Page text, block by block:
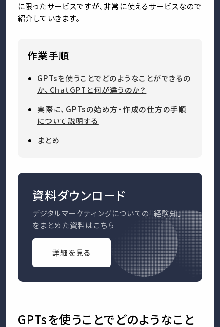
に限ったサービスですが、非常に使えるサービスなので
紹介していきます。
作業手順
GPTsを使うことでどのようなことができるの
か、ChatGPTと何が違うのか？
実際に、GPTsの始め方・作成の仕方の手順
について説明する
まとめ
資料ダウンロード
デジタルマーケティングについての「経験知」
をまとめた資料はこちら
詳細を見る
GPTsを使うことでどのようなこと